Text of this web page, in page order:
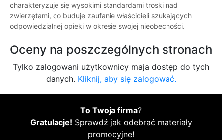
charakteryzuje się wysokimi standardami troski nad
zwierzętami, co buduje zaufanie właścicieli szukających
odpowiedzialnej opieki w okresie swojej nieobecności.
Oceny na poszczególnych stronach
Tylko zalogowani użytkownicy maja dostęp do tych
danych. Kliknij, aby się zalogować.
To Twoja firma?
Gratulacje! Sprawdź jak odebrać materiały
promocyjne!